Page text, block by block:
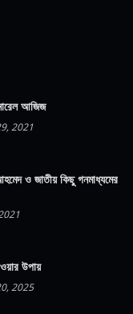
আজিজ
2021
ও জাতীয় কিছু গনমাধ্যমের
উপায়
2025